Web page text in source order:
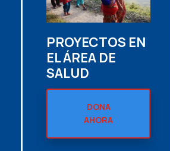
PROYECTOS EN
EL ÁREA DE
SALUD
DONA
AHORA